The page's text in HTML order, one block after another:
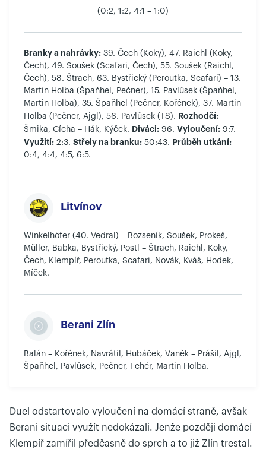
(0:2, 1:2, 4:1 – 1:0)
Branky a nahrávky: 39. Čech (Koky), 47. Raichl (Koky,
Čech), 49. Soušek (Scafari, Čech), 55. Soušek (Raichl,
Čech), 58. Štrach, 63. Bystřický (Peroutka, Scafari) – 13.
Martin Holba (Špaňhel, Pečner), 15. Pavlůsek (Špaňhel,
Martin Holba), 35. Špaňhel (Pečner, Kořének), 37. Martin
Holba (Pečner, Ajgl), 56. Pavlůsek (TS). Rozhodčí:
Šmika, Cícha – Hák, Kýček. Diváci: 96. Vyloučení: 9:7.
Využití: 2:3. Střely na branku: 50:43. Průběh utkání:
0:4, 4:4, 4:5, 6:5.
Litvínov
Winkelhöfer (40. Vedral) – Bozseník, Soušek, Prokeš,
Müller, Babka, Bystřický, Postl – Štrach, Raichl, Koky,
Čech, Klempíř, Peroutka, Scafari, Novák, Kváš, Hodek,
Míček.
Berani Zlín
Balán – Kořének, Navrátil, Hubáček, Vaněk – Prášil, Ajgl,
Špaňhel, Pavlůsek, Pečner, Fehér, Martin Holba.
Duel odstartovalo vyloučení na domácí straně, avšak
Berani situaci využít nedokázali. Jenže později domácí
Klempíř zamířil předčasně do sprch a to již Zlín trestal.